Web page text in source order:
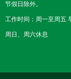
节假日除外。
工作时间：周一至周五
周日、周六休息